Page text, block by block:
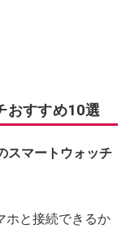
おすすめ10選
スマートウォッチ
ホと接続できるか